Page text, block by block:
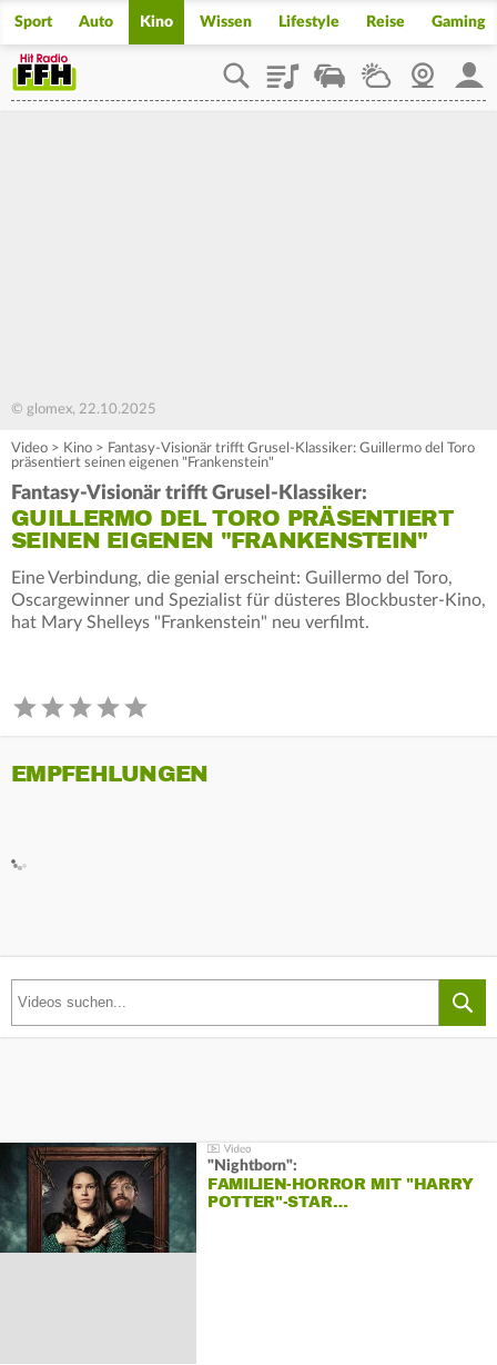
Sport Auto Kino Wissen Lifestyle Reise Gaming
PlaylistStaupilotWetterWebcam
© glomex, 22.10.2025
Video > Kino > Fantasy-Visionär trifft Grusel-Klassiker: Guillermo del Toro
präsentiert seinen eigenen "Frankenstein"
Fantasy-Visionär trifft Grusel-Klassiker:
GUILLERMO DEL TORO PRÄSENTIERT
SEINEN EIGENEN "FRANKENSTEIN"
Eine Verbindung, die genial erscheint: Guillermo del Toro,
Oscargewinner und Spezialist für düsteres Blockbuster-Kino,
hat Mary Shelleys "Frankenstein" neu verfilmt.
EMPFEHLUNGEN
"Nightborn":
FAMILIEN-HORROR MIT "HARRY
POTTER"-STAR…